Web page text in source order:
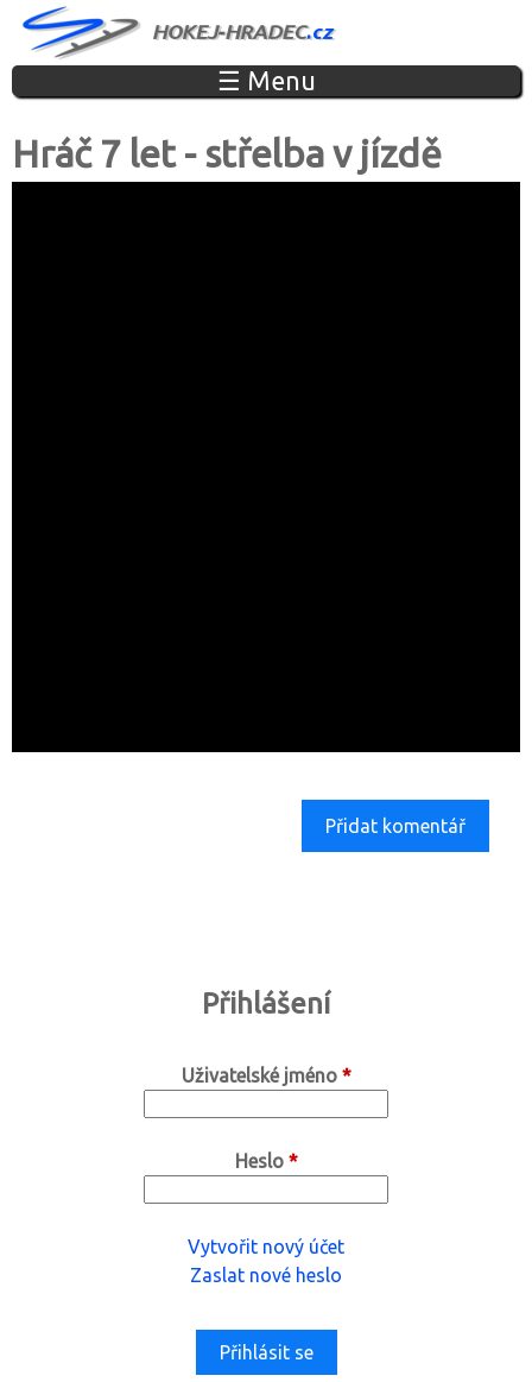
☰ Menu
Hráč 7 let - střelba v jízdě
Přidat komentář
Přihlášení
Uživatelské jméno *
Heslo *
Vytvořit nový účet
Zaslat nové heslo